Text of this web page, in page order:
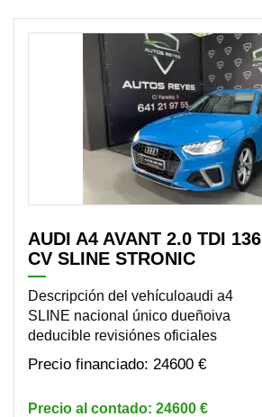
DISPONIBLE
AUDI A4 AVANT 2.0 TDI 136
CV SLINE STRONIC
Descripción del vehículoaudi a4
SLINE nacional único dueñoiva
deducible revisiónes oficiales
24600 €
24600 €